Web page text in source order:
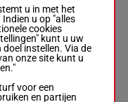
3a 4a
0a
0a 0a
u in met het
u op "alles
cookies
kunt u uw
instellen. Via de
onze site kunt u
voor een
en partijen